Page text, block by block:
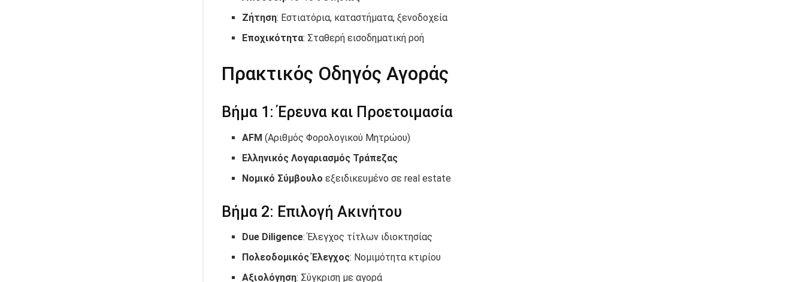
Ζήτηση: Εστιατόρια, καταστήματα, ξενοδοχεία
Εποχικότητα: Σταθερή εισοδηματική ροή
Πρακτικός Οδηγός Αγοράς
Βήμα 1: Έρευνα και Προετοιμασία
AFM (Αριθμός Φορολογικού Μητρώου)
Ελληνικός Λογαριασμός Τράπεζας
Νομικό Σύμβουλο εξειδικευμένο σε real estate
Βήμα 2: Επιλογή Ακινήτου
Due Diligence: Έλεγχος τίτλων ιδιοκτησίας
Πολεοδομικός Έλεγχος: Νομιμότητα κτιρίου
Αξιολόγηση: Σύγκριση με αγορά